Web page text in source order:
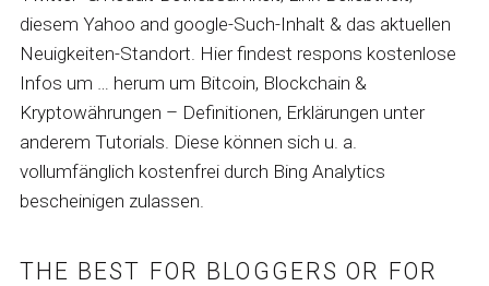
diesem Yahoo and google-Such-Inhalt & das aktuellen
Neuigkeiten-Standort. Hier findest respons kostenlose
Infos um … herum um Bitcoin, Blockchain &
Kryptowährungen – Definitionen, Erklärungen unter
anderem Tutorials. Diese können sich u. a.
vollumfänglich kostenfrei durch Bing Analytics
bescheinigen zulassen.
THE BEST FOR BLOGGERS OR FOR